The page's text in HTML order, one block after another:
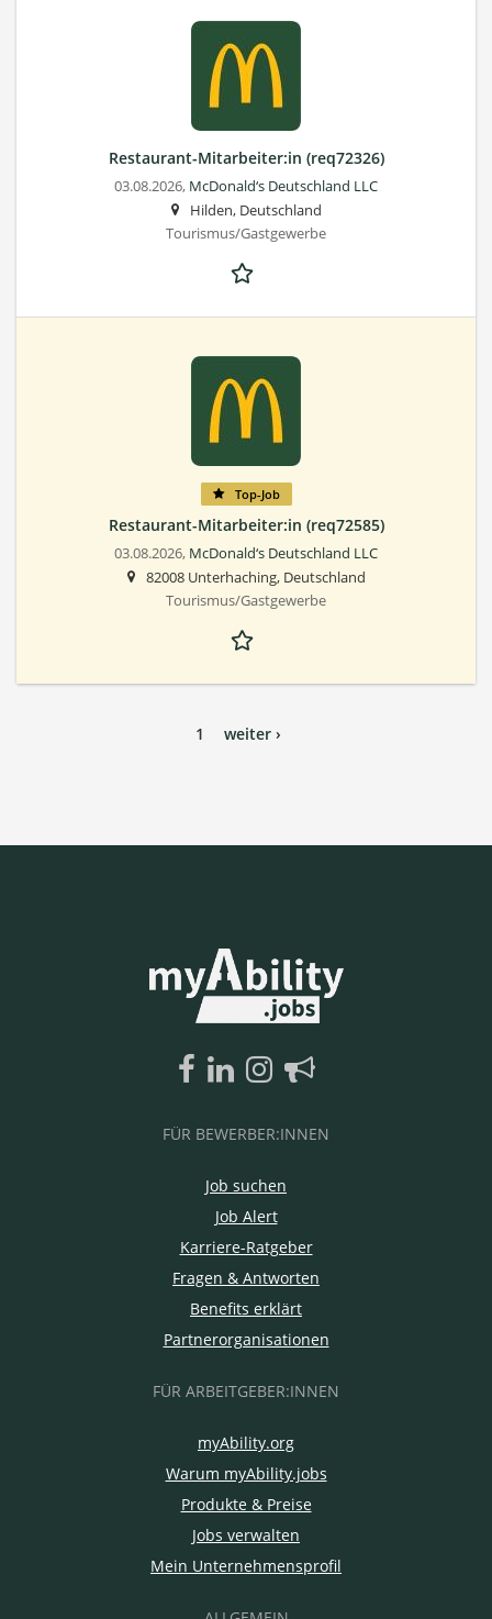
Restaurant-Mitarbeiter:in (req72326)
03.08.2026, McDonald‘s Deutschland LLC
Hilden, Deutschland
Tourismus/Gastgewerbe
Top-Job
Restaurant-Mitarbeiter:in (req72585)
03.08.2026, McDonald‘s Deutschland LLC
82008 Unterhaching, Deutschland
Tourismus/Gastgewerbe
1 weiter ›
FÜR BEWERBER:INNEN
Job suchen
Job Alert
Karriere-Ratgeber
Fragen & Antworten
Benefits erklärt
Partnerorganisationen
FÜR ARBEITGEBER:INNEN
myAbility.org
Warum myAbility.jobs
Produkte & Preise
Jobs verwalten
Mein Unternehmensprofil